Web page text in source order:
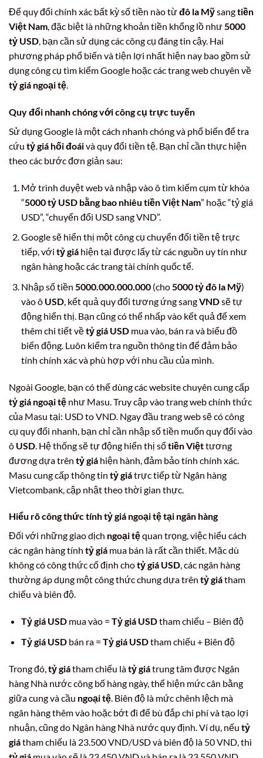
Để quy đổi chính xác bất kỳ số tiền nào từđô la Mỹsangtiền
Việt Nam, đặc biệt là những khoản tiền khổng lồ như5000
tỷ USD, bạn cần sử dụng các công cụ đáng tin cậy. Hai
phương pháp phổ biến và tiện lợi nhất hiện nay bao gồm sử
dụng công cụ tìm kiếm Google hoặc các trang web chuyên về
tỷ giá ngoại tệ.
Quy đổi nhanh chóng với công cụ trực tuyến
Sử dụng Google là một cách nhanh chóng và phổ biến để tra
cứu tỷ giá hối đoáivà quy đổi tiền tệ. Bạn chỉ cần thực hiện
theo các bước đơn giản sau:
Mở trình duyệt web và nhập vào ô tìm kiếm cụm từ khóa
“5000 tỷ USD bằng bao nhiêu tiền Việt Nam” hoặc “tỷ giá
USD”, “chuyển đổi USD sang VND”.
Google sẽ hiển thị một công cụ chuyển đổi tiền tệ trực
tiếp, với tỷ giáhiện tại được lấy từ các nguồn uy tín như
ngân hàng hoặc các trang tài chính quốc tế.
Nhập số tiền 5000.000.000.000(cho 5000 tỷ đô la Mỹ)
vào ô USD, kết quả quy đổi tương ứng sangVNDsẽ tự
động hiển thị. Bạn cũng có thể nhấp vào kết quả để xem
thêm chi tiết vềtỷ giá USDmua vào, bán ra và biểu đồ
biến động. Luôn kiểm tra nguồn thông tin để đảm bảo
tính chính xác và phù hợp với nhu cầu của mình.
Ngoài Google, bạn có thể dùng các website chuyên cung cấp
tỷ giá ngoại tệ như Masu. Truy cập vào trang web chính thức
của Masu tại: USD to VND. Ngay đầu trang web sẽ có công
cụ quy đổi nhanh, bạn chỉ cần nhập số tiền muốn quy đổi vào
ô USD . Hệ thống sẽ tự động hiển thị sốtiền Việttương
đương dựa trên tỷ giá hiện hành, đảm bảo tính chính xác.
Masu cung cấp thông tin tỷ giátrực tiếp từ Ngân hàng
Vietcombank, cập nhật theo thời gian thực.
Hiểu rõ công thức tínhtỷ giá ngoại tệtại ngân hàng
Đối với những giao dịch ngoại tệquan trọng, việc hiểu cách
các ngân hàng tính tỷ giá mua bán là rất cần thiết. Mặc dù
không có công thức cố định chotỷ giá USD, các ngân hàng
thường áp dụng một công thức chung dựa trên tỷ giátham
chiếu và biên độ.
Tỷ giá USDmua vào = Tỷ giá USDtham chiếu – Biên độ
Tỷ giá USDbán ra = Tỷ giá USDtham chiếu + Biên độ
Trong đó, tỷ giátham chiếu làtỷ giátrung tâm được Ngân
hàng Nhà nước công bố hàng ngày, thể hiện mức cân bằng
giữa cung và cầu ngoại tệ . Biên độ là mức chênh lệch mà
ngân hàng thêm vào hoặc bớt đi để bù đắp chi phí và tạo lợi
nhuận, cũng do Ngân hàng Nhà nước quy định. Ví dụ, nếu tỷ
giátham chiếu là 23.500 VND/USD và biên độ là 50 VND, thì